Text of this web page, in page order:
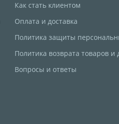
Как стать клиентом
Оплата и доставка
Политика защиты
Политика возврата товаров
Вопросы и ответы